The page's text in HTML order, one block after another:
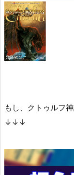
もし、クトゥルフ
↓↓↓